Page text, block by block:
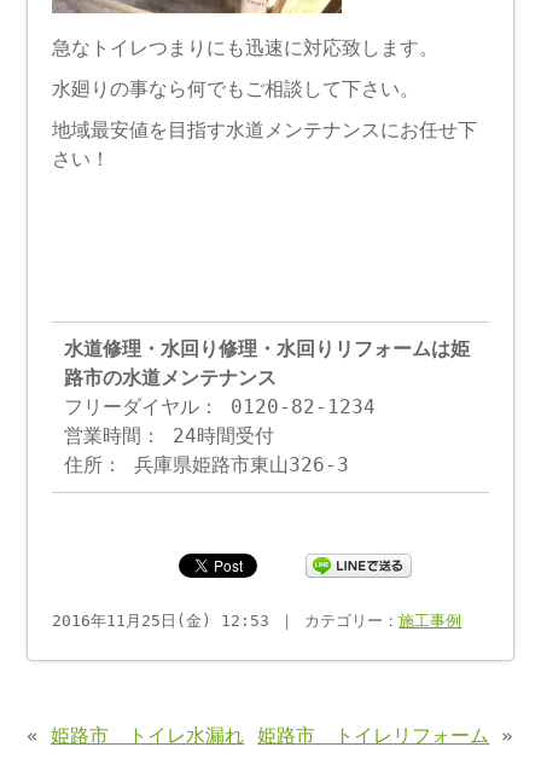
急なトイレつまりにも迅速に対応致します。
水廻りの事なら何でもご相談して下さい。
地域最安値を目指す水道メンテナンスにお任せ下
さい！
水道修理・水回り修理・水回りリフォームは姫
路市の水道メンテナンス
フリーダイヤル： 0120-82-1234
営業時間： 24時間受付
住所： 兵庫県姫路市東山326-3
2016年11月25日(金) 12:53 ｜ カテゴリー：施工事例
«姫路市 トイレ水漏れ 姫路市 トイレリフォーム »